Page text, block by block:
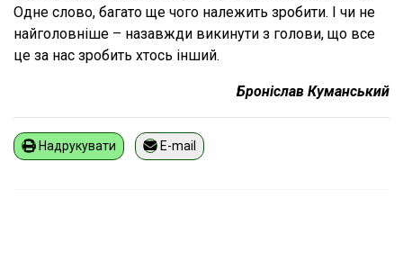
Одне слово, багато ще чого належить зробити. І чи не
найголовніше – назавжди викинути з голови, що все
це за нас зробить хтось інший.
Броніслав Куманський
Надрукувати E-mail